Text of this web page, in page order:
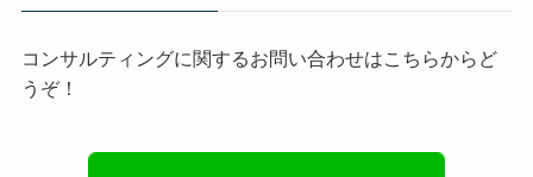
コンサルティングに関するお問い合わせはこちらからど
うぞ！